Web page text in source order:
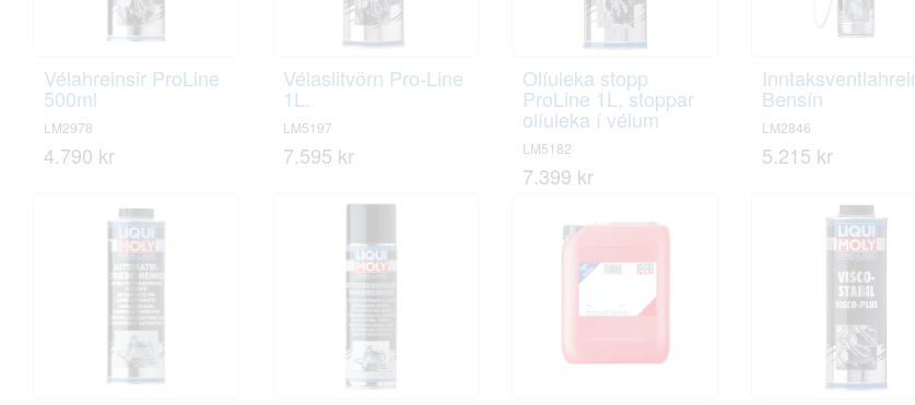
Vélahreinsir ProLine
500ml
LM2978
4.790 kr
Vélaslitvörn Pro-Line
1L.
LM5197
7.595 kr
Olíuleka stopp
ProLine 1L, stoppar
olíuleka í vélum
LM5182
7.399 kr
Bensín
LM2846
5.215 kr